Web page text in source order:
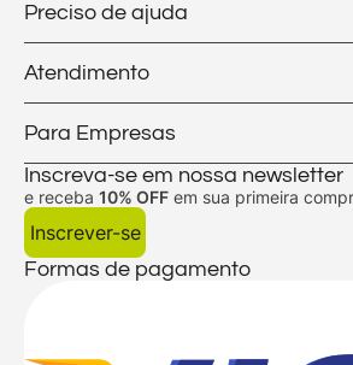
Preciso de ajuda
Atendimento
Para Empresas
Inscreva-se em nossa newsletter
e receba 10% OFF em sua primeira
Inscrever-se
Formas de pagamento